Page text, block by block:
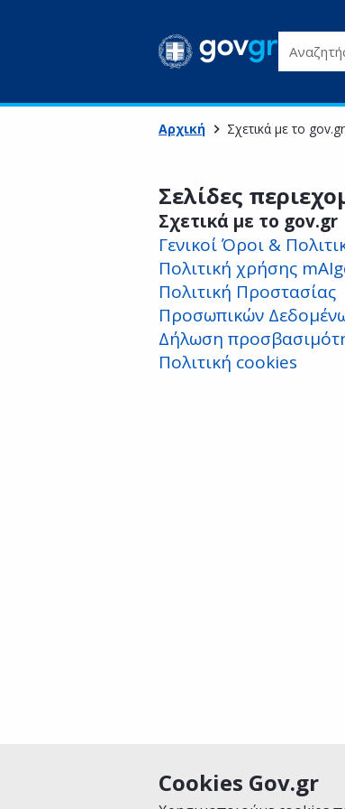
Cookies Gov.gr
Αρχική Σχετικά με το gov.gr
Σελίδες
Σχετικά με το gov.gr
Γενικοί Όροι &
Πολιτική χρήσης
Πολιτική Προστασίας
Προσωπικών
Δήλωση
Πολιτική cookies
Είναι χρήσιμη αυτή η